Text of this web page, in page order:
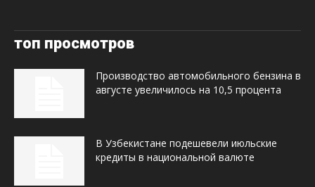
топ просмотров
Производство автомобильного бензина в
августе увеличилось на 10,5 процента
В Узбекистане подешевели июльские
кредиты в национальной валюте